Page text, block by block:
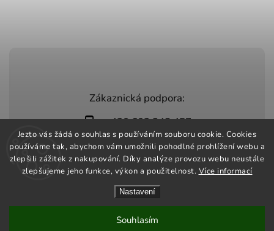
Jezto vás žádá o souhlas s používáním souboru cookie. Cookies
používáme tak, abychom vám umožnili pohodlné prohlížení webu a
zlepšili zážitek z nakupování. Díky analýze provozu webu neustále
zlepšujeme jeho funkce, výkon a použitelnost. Více informací
Nastavení
Souhlasím
Zákaznická podpora:
+420 603 248 457
info@jeztomarket.cz
Shoptet | Design